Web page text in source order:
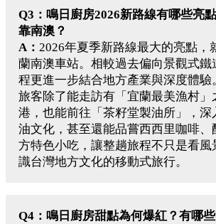
Q3：鳴日廚房2026新路線有哪些亮
靠南澳？
A： 2026年夏季新路線最大的亮點，
蘭南澳車站。相較過去偏向景觀式鐵
程更進一步結合地方產業與深度體驗
旅客除了能走訪有「宜蘭最美漁村」
港，也能前往「茶籽堂製油所」，深
油文化，甚至還能品嘗西西里咖啡、
方特色小吃，讓整趟旅程不只是看風
識台灣地方文化的移動式旅行。
Q4：鳴日廚房甜點為何爆紅？有哪